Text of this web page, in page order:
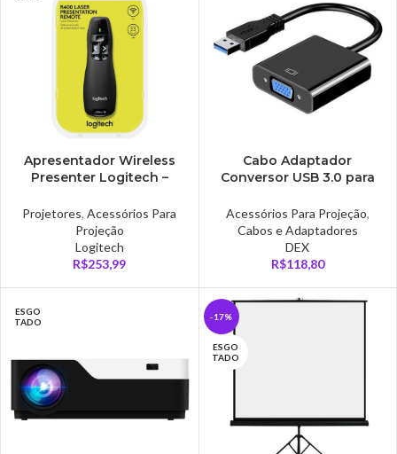
Apresentador Wireless
Presenter Logitech –
Projetores,Acessórios Para
Projeção
Logitech
R$253,99
Cabo Adaptador
Conversor USB 3.0 para
Acessórios Para Projeção,
Cabos e Adaptadores
DEX
R$118,80
ESGO
TADO
-17%
ESGO
TADO